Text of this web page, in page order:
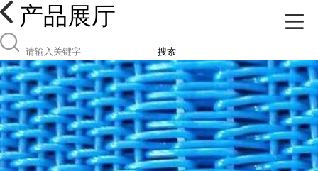
产品展厅
搜索